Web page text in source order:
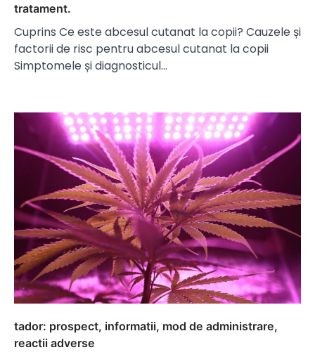
tratament.
Cuprins Ce este abcesul cutanat la copii? Cauzele și
factorii de risc pentru abcesul cutanat la copii
Simptomele și diagnosticul…
tador: prospect, informatii, mod de administrare,
reactii adverse